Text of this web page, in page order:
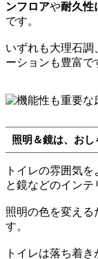
ンフロアや耐久性
です。
いずれも大理石調
ーションも豊富で
照明＆鏡は、おし
トイレの雰囲気
と鏡などのインテ
照明の色を変える
す。
トイレは落ち着